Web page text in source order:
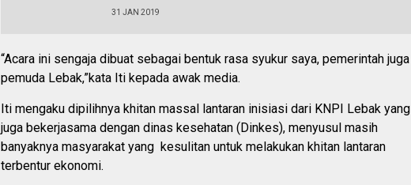
31 JAN 2019
“Acara ini sengaja dibuat sebagai bentuk rasa syukur saya, pemerintah juga
pemuda Lebak,”kata Iti kepada awak media.
Iti mengaku dipilihnya khitan massal lantaran inisiasi dari KNPI Lebak yang
juga bekerjasama dengan dinas kesehatan (Dinkes), menyusul masih
banyaknya masyarakat yang kesulitan untuk melakukan khitan lantaran
terbentur ekonomi.